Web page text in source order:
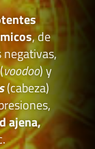
, de
voodoo) y
(cabeza)
ajena,